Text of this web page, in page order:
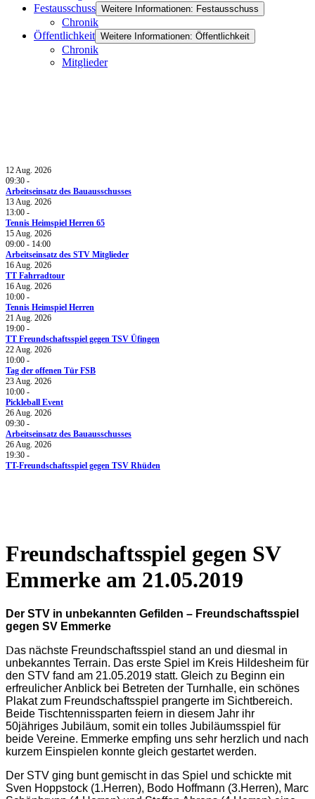
Festausschuss Weitere Informationen: Festausschuss
Chronik
Öffentlichkeit Weitere Informationen: Öffentlichkeit
Chronik
Mitglieder
12 Aug. 2026
09:30 -
Arbeitseinsatz des Bauausschusses
13 Aug. 2026
13:00 -
Tennis Heimspiel Herren 65
15 Aug. 2026
09:00 - 14:00
Arbeitseinsatz des STV Mitglieder
16 Aug. 2026
TT Fahrradtour
16 Aug. 2026
10:00 -
Tennis Heimspiel Herren
21 Aug. 2026
19:00 -
TT Freundschaftsspiel gegen TSV Üfingen
22 Aug. 2026
10:00 -
Tag der offenen Tür FSB
23 Aug. 2026
10:00 -
Pickleball Event
26 Aug. 2026
09:30 -
Arbeitseinsatz des Bauausschusses
26 Aug. 2026
19:30 -
TT-Freundschaftsspiel gegen TSV Rhüden
Freundschaftsspiel gegen SV
Emmerke am 21.05.2019
Der STV in unbekannten Gefilden – Freundschaftsspiel
gegen SV Emmerke
Das nächste Freundschaftsspiel stand an und diesmal in
unbekanntes Terrain. Das erste Spiel im Kreis Hildesheim für
den STV fand am 21.05.2019 statt. Gleich zu Beginn ein
erfreulicher Anblick bei Betreten der Turnhalle, ein schönes
Plakat zum Freundschaftsspiel prangerte im Sichtbereich.
Beide Tischtennissparten feiern in diesem Jahr ihr
50jähriges Jubiläum, somit ein tolles Jubiläumsspiel für
beide Vereine. Emmerke empfing uns sehr herzlich und nach
kurzem Einspielen konnte gleich gestartet werden.
Der STV ging bunt gemischt in das Spiel und schickte mit
Sven Hoppstock (1.Herren), Bodo Hoffmann (3.Herren), Marc